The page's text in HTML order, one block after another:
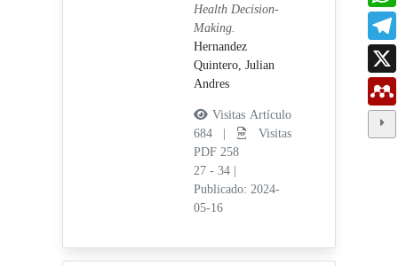
Health Decision-
Making.
Hernandez
Quintero, Julian
Andres
Visitas Artículo
684 |
Visitas
PDF 258
27 - 34
Publicado: 2024-
05-16